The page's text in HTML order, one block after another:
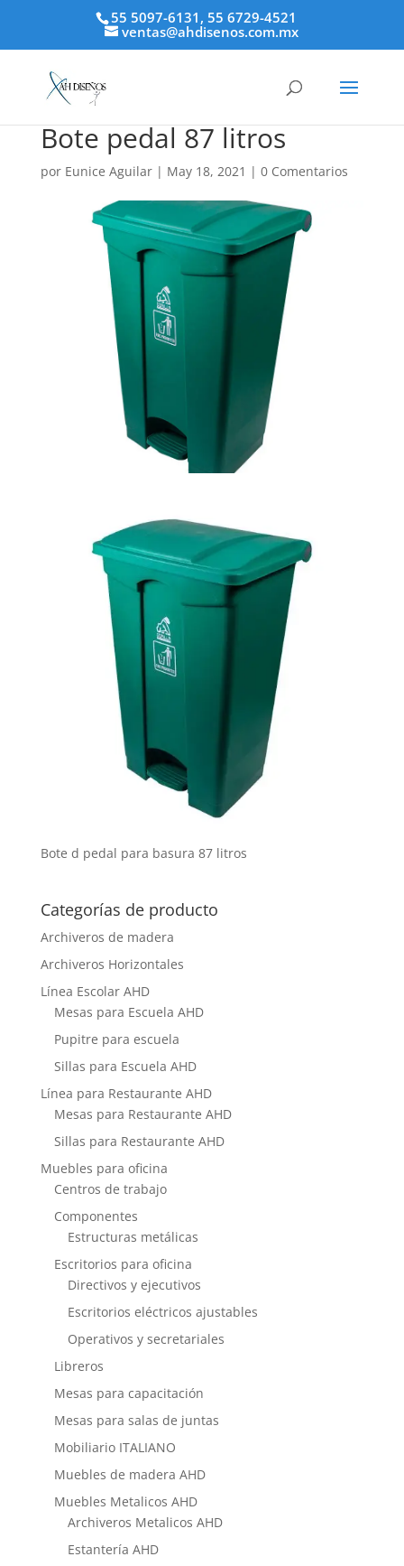
55 5097-6131, 55 6729-4521
ventas@ahdisenos.com.mx
Bote pedal 87 litros
por Eunice Aguilar| May 18, 2021 | 0 Comentarios
Bote d pedal para basura 87 litros
Categorías de producto
Archiveros de madera
Archiveros Horizontales
Línea Escolar AHD
Mesas para Escuela AHD
Pupitre para escuela
Sillas para Escuela AHD
Línea para Restaurante AHD
Mesas para Restaurante AHD
Sillas para Restaurante AHD
Muebles para oficina
Centros de trabajo
Componentes
Estructuras metálicas
Escritorios para oficina
Directivos y ejecutivos
Escritorios eléctricos ajustables
Operativos y secretariales
Libreros
Mesas para capacitación
Mesas para salas de juntas
Mobiliario ITALIANO
Muebles de madera AHD
Muebles Metalicos AHD
Archiveros Metalicos AHD
Estantería AHD